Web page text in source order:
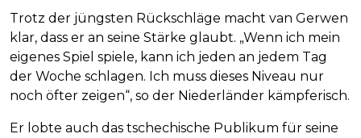
Trotz der jüngsten Rückschläge macht van Gerwen
klar, dass er an seine Stärke glaubt. „Wenn ich mein
eigenes Spiel spiele, kann ich jeden an jedem Tag
der Woche schlagen. Ich muss dieses Niveau nur
noch öfter zeigen“, so der Niederländer kämpferisch.
Er lobte auch das tschechische Publikum für seine